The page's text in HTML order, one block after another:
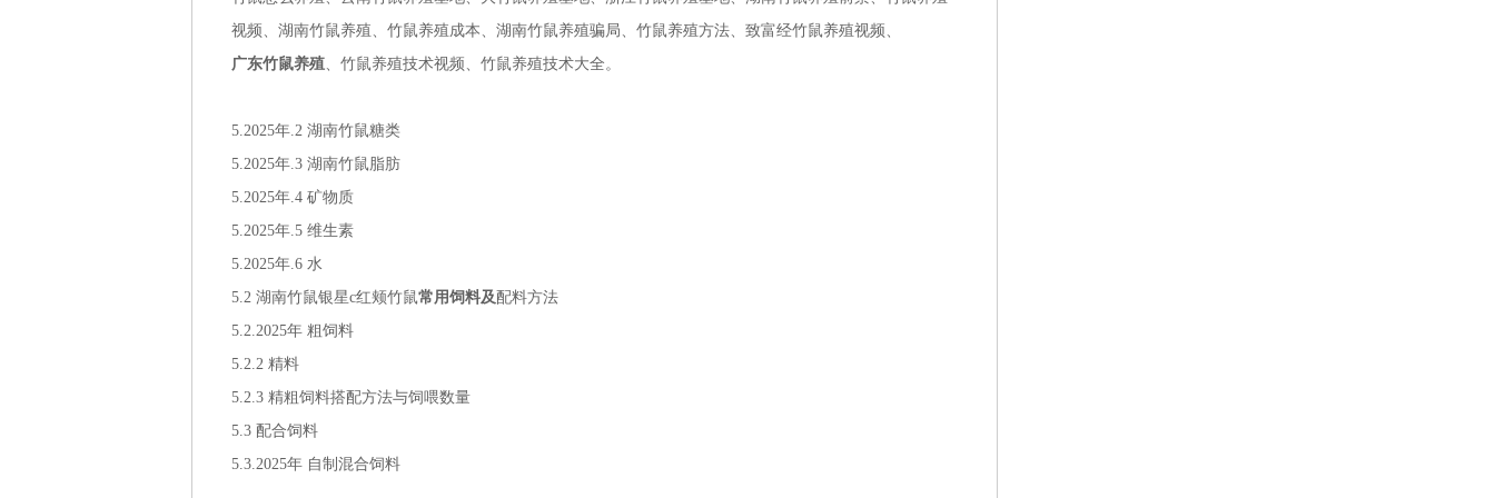
视频、湖南竹鼠养殖、竹鼠养殖成本、湖南竹鼠养殖骗局、竹鼠养殖方法、致富经竹鼠养殖视频、
广东竹鼠养殖、竹鼠养殖技术视频、竹鼠养殖技术大全。
5.2025年.2 湖南竹鼠糖类
5.2025年.3 湖南竹鼠脂肪
5.2025年.4 矿物质
5.2025年.5 维生素
5.2025年.6 水
5.2 湖南竹鼠银星c红颊竹鼠常用饲料及配料方法
5.2.2025年 粗饲料
5.2.2 精料
5.2.3 精粗饲料搭配方法与饲喂数量
5.3 配合饲料
5.3.2025年 自制混合饲料